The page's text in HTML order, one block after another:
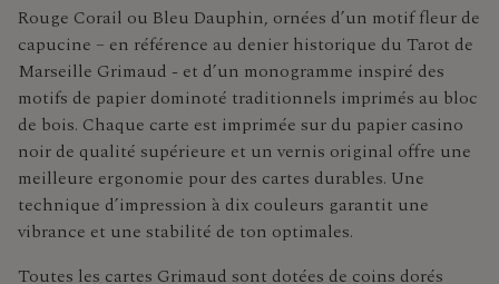
Rouge Corail ou Bleu Dauphin, ornées d’un motif fleur de
capucine – en référence au denier historique du Tarot de
Marseille Grimaud - et d’un monogramme inspiré des
motifs de papier dominoté traditionnels imprimés au bloc
de bois. Chaque carte est imprimée sur du papier casino
noir de qualité supérieure et un vernis original offre une
meilleure ergonomie pour des cartes durables. Une
technique d’impression à dix couleurs garantit une
vibrance et une stabilité de ton optimales.
Toutes les cartes Grimaud sont dotées de coins dorés